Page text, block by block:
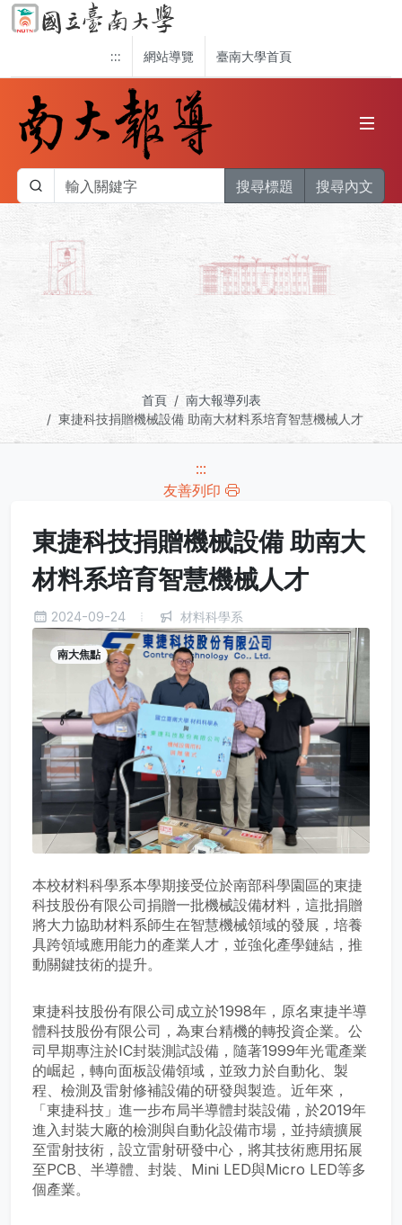
::: 網站導覽 臺南大學首頁
搜尋標題 搜尋內文
首頁
南大報導列表
東捷科技捐贈機械設備 助南大材料系培育智慧機械人才
:::
友善列印
東捷科技捐贈機械設備 助南大
材料系培育智慧機械人才
2024-09-24 材料科學系
南大焦點
本校材料科學系本學期接受位於南部科學園區的東捷
科技股份有限公司捐贈一批機械設備材料，這批捐贈
將大力協助材料系師生在智慧機械領域的發展，培養
具跨領域應用能力的產業人才，並強化產學鏈結，推
動關鍵技術的提升。
東捷科技股份有限公司成立於1998年，原名東捷半導
體科技股份有限公司，為東台精機的轉投資企業。公
司早期專注於IC封裝測試設備，隨著1999年光電產業
的崛起，轉向面板設備領域，並致力於自動化、製
程、檢測及雷射修補設備的研發與製造。近年來，
「東捷科技」進一步布局半導體封裝設備，於2019年
進入封裝大廠的檢測與自動化設備市場，並持續擴展
至雷射技術，設立雷射研發中心，將其技術應用拓展
至PCB、半導體、封裝、Mini LED與Micro LED等多
個產業。